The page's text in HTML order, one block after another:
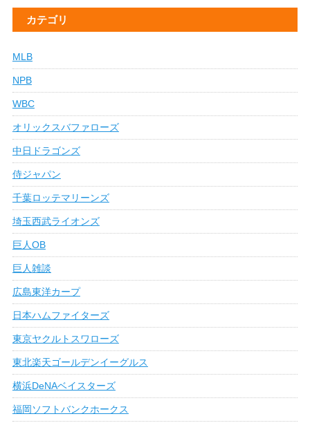
カテゴリ
MLB
NPB
WBC
オリックスバファローズ
中日ドラゴンズ
侍ジャパン
千葉ロッテマリーンズ
埼玉西武ライオンズ
巨人OB
巨人雑談
広島東洋カープ
日本ハムファイターズ
東京ヤクルトスワローズ
東北楽天ゴールデンイーグルス
横浜DeNAベイスターズ
福岡ソフトバンクホークス